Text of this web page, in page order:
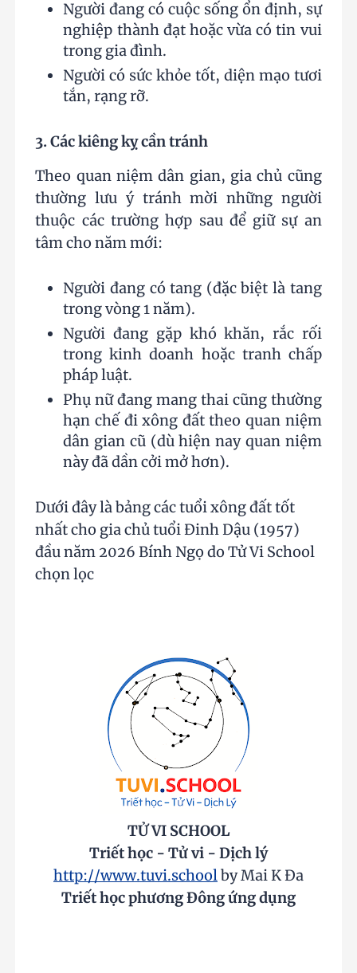
Người đang có cuộc sống ổn định, sự
nghiệp thành đạt hoặc vừa có tin vui
trong gia đình.
Người có sức khỏe tốt, diện mạo tươi
tắn, rạng rỡ.
3. Các kiêng kỵ cần tránh
Theo quan niệm dân gian, gia chủ cũng
thường lưu ý tránh mời những người
thuộc các trường hợp sau để giữ sự an
tâm cho năm mới:
Người đang có tang (đặc biệt là tang
trong vòng 1 năm).
Người đang gặp khó khăn, rắc rối
trong kinh doanh hoặc tranh chấp
pháp luật.
Phụ nữ đang mang thai cũng thường
hạn chế đi xông đất theo quan niệm
dân gian cũ (dù hiện nay quan niệm
này đã dần cởi mở hơn).
Dưới đây là bảng các tuổi xông đất tốt
nhất cho gia chủ tuổi Đinh Dậu (1957)
đầu năm 2026 Bính Ngọ do Tử Vi School
chọn lọc
TỬ VI SCHOOL
Triết học - Tử vi - Dịch lý
http://www.tuvi.schoolby Mai K Đa
Triết học phương Đông ứng dụng